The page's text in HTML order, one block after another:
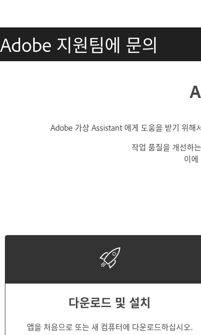
Adobe 지원팀에 문의
Adobe 가상 Assistant 에게 도움을 받기 위해
작업 품질을 개선하
이
다운로드 및 설치
앱을 처음으로 또는 새 컴퓨터에 다운로드하십시오.